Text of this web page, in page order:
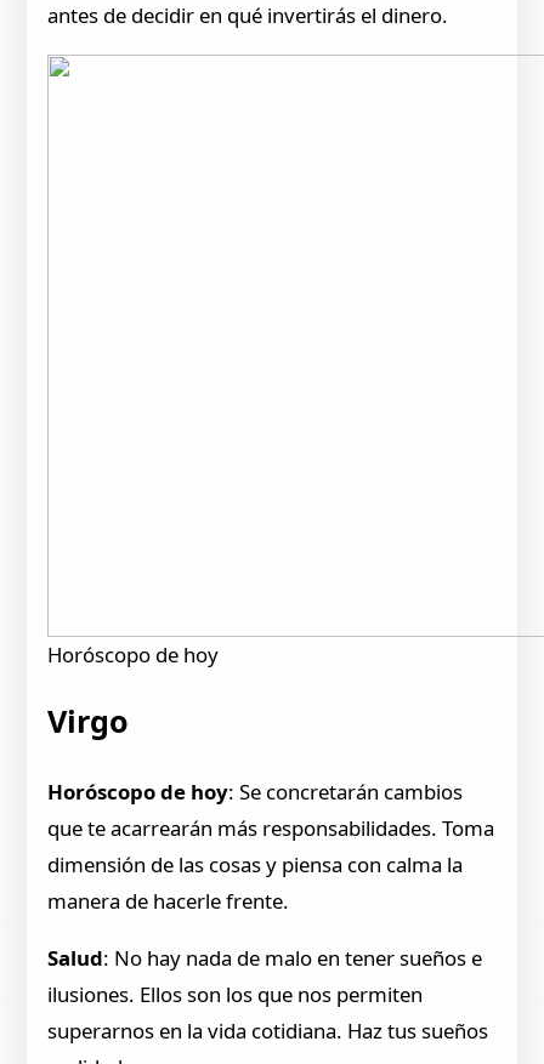
antes de decidir en qué invertirás el dinero.
Horóscopo de hoy
Virgo
Horóscopo de hoy: Se concretarán cambios
que te acarrearán más responsabilidades. Toma
dimensión de las cosas y piensa con calma la
manera de hacerle frente.
Salud: No hay nada de malo en tener sueños e
ilusiones. Ellos son los que nos permiten
superarnos en la vida cotidiana. Haz tus sueños